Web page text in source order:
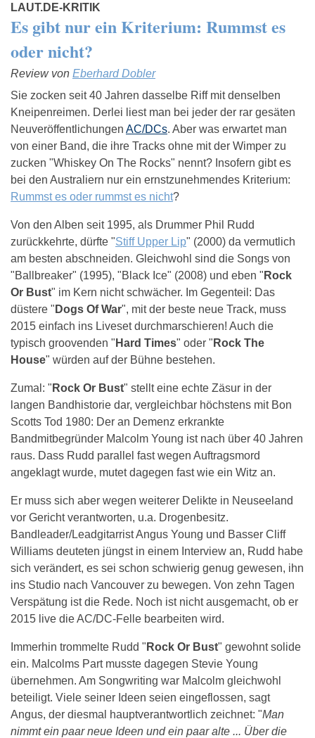
LAUT.DE-KRITIK
Es gibt nur ein Kriterium: Rummst es
oder nicht?
Review von Eberhard Dobler
Sie zocken seit 40 Jahren dasselbe Riff mit denselben
Kneipenreimen. Derlei liest man bei jeder der rar gesäten
Neuveröffentlichungen AC/DCs. Aber was erwartet man
von einer Band, die ihre Tracks ohne mit der Wimper zu
zucken "Whiskey On The Rocks" nennt? Insofern gibt es
bei den Australiern nur ein ernstzunehmendes Kriterium:
Rummst es oder rummst es nicht?
Von den Alben seit 1995, als Drummer Phil Rudd
zurückkehrte, dürfte "Stiff Upper Lip" (2000) da vermutlich
am besten abschneiden. Gleichwohl sind die Songs von
"Ballbreaker" (1995), "Black Ice" (2008) und eben " Rock
Or Bust" im Kern nicht schwächer. Im Gegenteil: Das
düstere " Dogs Of War", mit der beste neue Track, muss
2015 einfach ins Liveset durchmarschieren! Auch die
typisch groovenden " Hard Times" oder " Rock The
House" würden auf der Bühne bestehen.
Zumal: " Rock Or Bust" stellt eine echte Zäsur in der
langen Bandhistorie dar, vergleichbar höchstens mit Bon
Scotts Tod 1980: Der an Demenz erkrankte
Bandmitbegründer Malcolm Young ist nach über 40 Jahren
raus. Dass Rudd parallel fast wegen Auftragsmord
angeklagt wurde, mutet dagegen fast wie ein Witz an.
Er muss sich aber wegen weiterer Delikte in Neuseeland
vor Gericht verantworten, u.a. Drogenbesitz.
Bandleader/Leadgitarrist Angus Young und Basser Cliff
Williams deuteten jüngst in einem Interview an, Rudd habe
sich verändert, es sei schon schwierig genug gewesen, ihn
ins Studio nach Vancouver zu bewegen. Von zehn Tagen
Verspätung ist die Rede. Noch ist nicht ausgemacht, ob er
2015 live die AC/DC-Felle bearbeiten wird.
Immerhin trommelte Rudd " Rock Or Bust" gewohnt solide
ein. Malcolms Part musste dagegen Stevie Young
übernehmen. Am Songwriting war Malcolm gleichwohl
beteiligt. Viele seiner Ideen seien eingeflossen, sagt
Angus, der diesmal hauptverantwortlich zeichnet: "Man
nimmt ein paar neue Ideen und ein paar alte ... Über die